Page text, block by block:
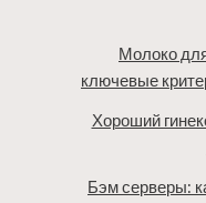
Молоко
ключевые
Хороший
Бэм серверы: